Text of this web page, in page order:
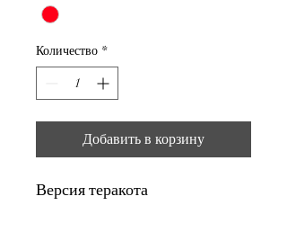
Квадратный
Количество *
Добавить в корзину
Версия теракота